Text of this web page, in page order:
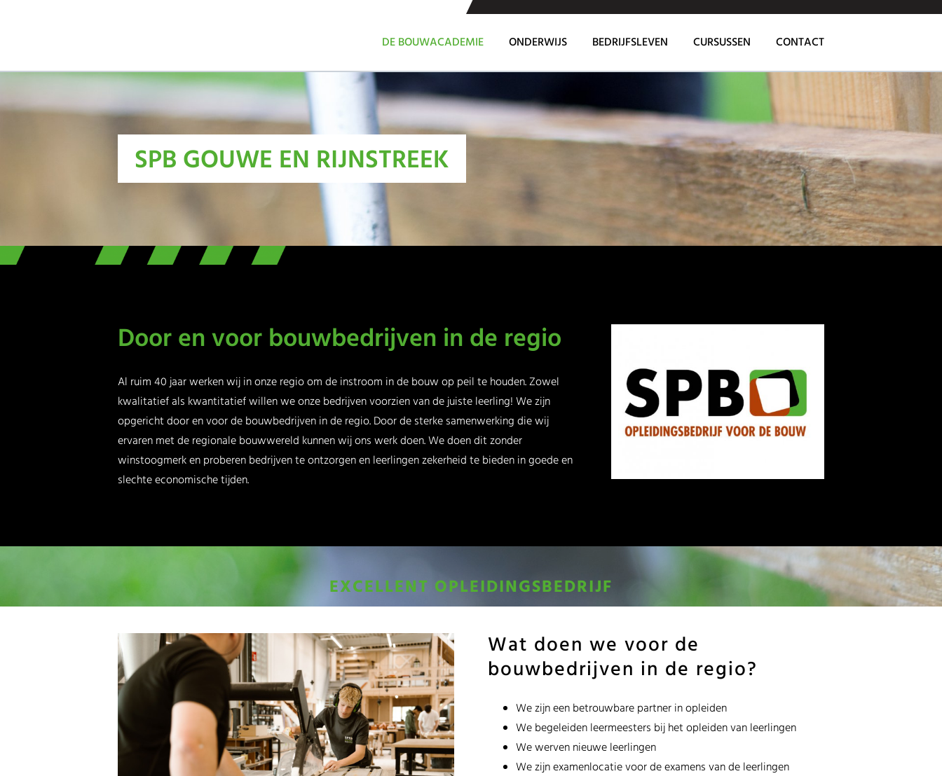
DE BOUWACADEMIE ONDERWIJS BEDRIJFSLEVEN CURSUSSEN CONTACT
SPB GOUWE EN RIJNSTREEK
Door en voor bouwbedrijven in de regio
Al ruim 40 jaar werken wij in onze regio om de instroom in de bouw op peil te houden. Zowel
kwalitatief als kwantitatief willen we onze bedrijven voorzien van de juiste leerling! We zijn
opgericht door en voor de bouwbedrijven in de regio. Door de sterke samenwerking die wij
ervaren met de regionale bouwwereld kunnen wij ons werk doen. We doen dit zonder
winstoogmerk en proberen bedrijven te ontzorgen en leerlingen zekerheid te bieden in goede en
slechte economische tijden.
EXCELLENT OPLEIDINGSBEDRIJF
Wat doen we voor de
bouwbedrijven in de regio?
We zijn een betrouwbare partner in opleiden
We begeleiden leermeesters bij het opleiden van leerlingen
We werven nieuwe leerlingen
We zijn examenlocatie voor de examens van de leerlingen